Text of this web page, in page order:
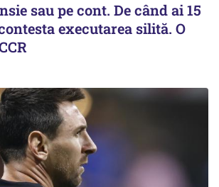
sau pe cont. De când ai 15
executarea silită. O